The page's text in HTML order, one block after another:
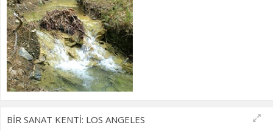
BİR SANAT KENTİ: LOS ANGELES